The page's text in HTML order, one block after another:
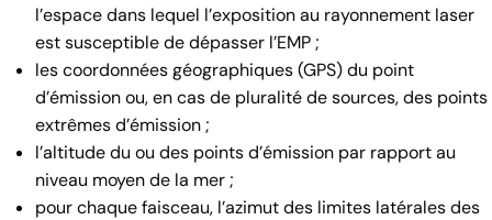
l’espace dans lequel l’exposition au rayonnement laser
est susceptible de dépasser l’EMP ;
les coordonnées géographiques (GPS) du point
d’émission ou, en cas de pluralité de sources, des points
extrêmes d’émission ;
l’altitude du ou des points d’émission par rapport au
niveau moyen de la mer ;
pour chaque faisceau, l’azimut des limites latérales des